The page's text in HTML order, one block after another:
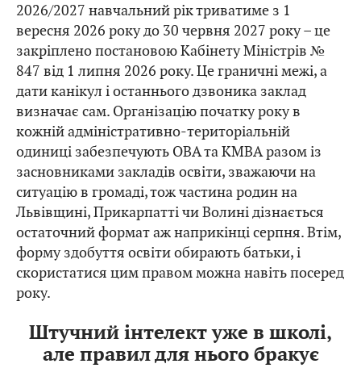
2026/2027 навчальний рік триватиме з 1
вересня 2026 року до 30 червня 2027 року – це
закріплено постановою Кабінету Міністрів №
847 від 1 липня 2026 року. Це граничні межі, а
дати канікул і останнього дзвоника заклад
визначає сам. Організацію початку року в
кожній адміністративно-територіальній
одиниці забезпечують ОВА та КМВА разом із
засновниками закладів освіти, зважаючи на
ситуацію в громаді, тож частина родин на
Львівщині, Прикарпатті чи Волині дізнається
остаточний формат аж наприкінці серпня. Втім,
форму здобуття освіти обирають батьки, і
скористатися цим правом можна навіть посеред
року.
Штучний інтелект уже в школі,
але правил для нього бракує